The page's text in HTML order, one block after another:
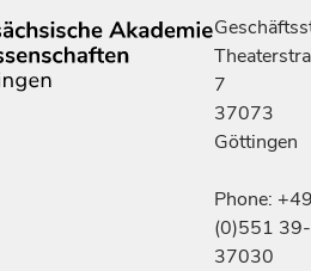
7
37073
Göttingen
Phone:
(0)551 39-
37030